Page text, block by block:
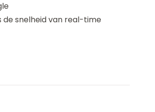
de snelheid van real-time